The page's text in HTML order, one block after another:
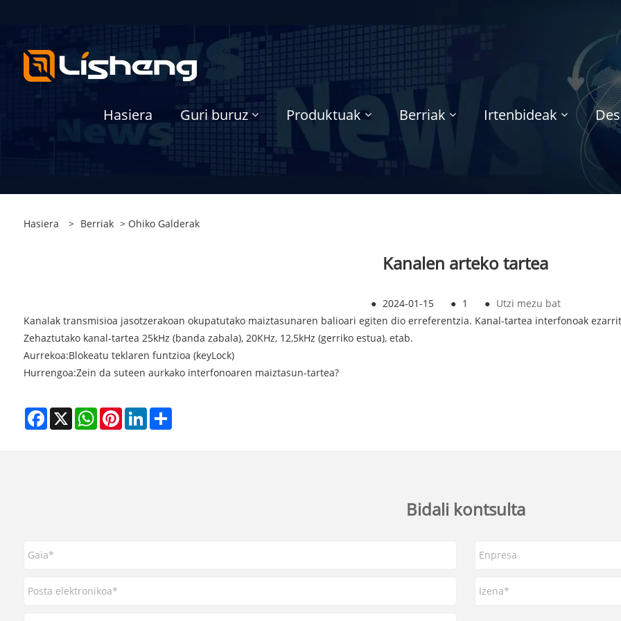
Hasiera Guri buruz Produktuak Berriak Irtenbideak
Hasiera > Berriak > Ohiko Galderak
Kanalen arteko tartea
● 2024-01-15 ● 1 ● Utzi mezu bat
Kanalak transmisioa jasotzerakoan okupatutako maiztasunaren balioari egiten dio erreferentzia. Kanal-tartea interfonoak
Zehaztutako kanal-tartea 25kHz (banda zabala), 20KHz, 12,5kHz (gerriko estua), etab.
Aurrekoa:Blokeatu teklaren funtzioa (keyLock)
Hurrengoa:Zein da suteen aurkako interfonoaren maiztasun-tartea?
Facebook
X WhatsAppPinterestLinkedInShare
Bidali kontsulta